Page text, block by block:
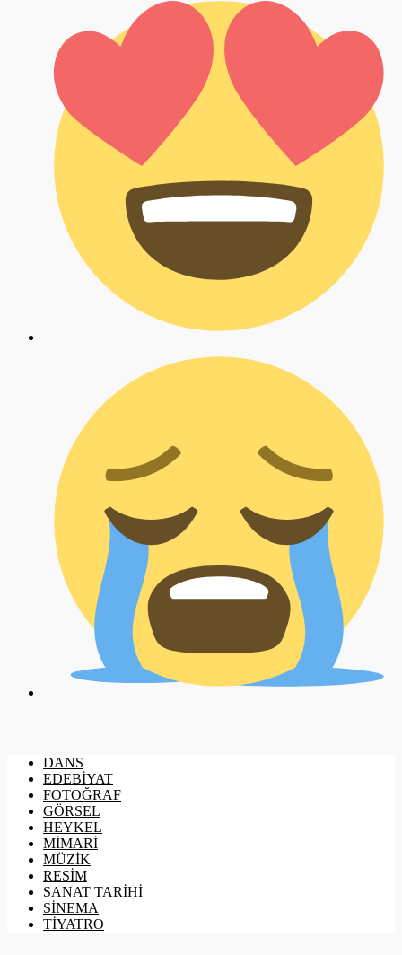
DANS
EDEBİYAT
FOTOĞRAF
GÖRSEL
HEYKEL
MİMARİ
MÜZİK
RESİM
SANAT TARİHİ
SİNEMA
TİYATRO